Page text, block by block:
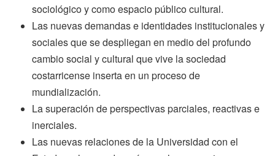
sociológico y como espacio público cultural.
Las nuevas demandas e identidades institucionales y
sociales que se despliegan en medio del profundo
cambio social y cultural que vive la sociedad
costarricense inserta en un proceso de
mundialización.
La superación de perspectivas parciales, reactivas e
inerciales.
Las nuevas relaciones de la Universidad con el